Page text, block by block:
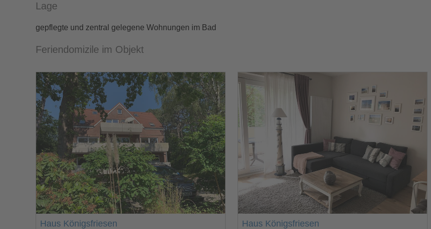
Lage
gepflegte und zentral gelegene Wohnungen im Bad
Feriendomizile im Objekt
Haus Königsfriesen
Haus Königsfriesen